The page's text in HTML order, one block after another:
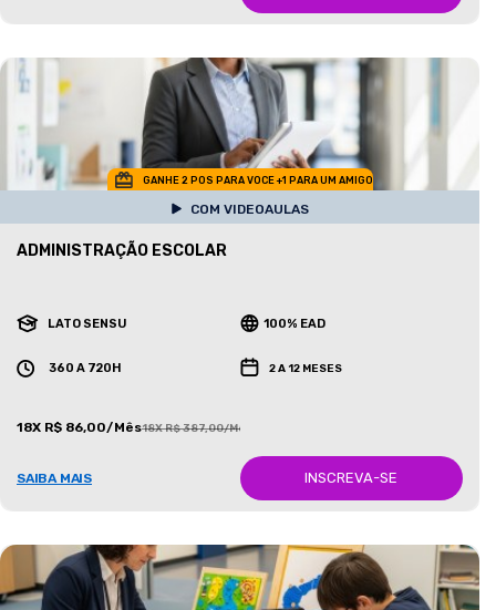
GANHE 2 POS PARA VOCE +1 PARA UM AMIGO
COM VIDEOAULAS
ADMINISTRAÇÃO ESCOLAR
LATO SENSU 100% EAD
360 A 720H 2 A 12 MESES
18X R$ 86,00/Mês18X R$ 387,00/Mês
SAIBA MAIS INSCREVA-SE